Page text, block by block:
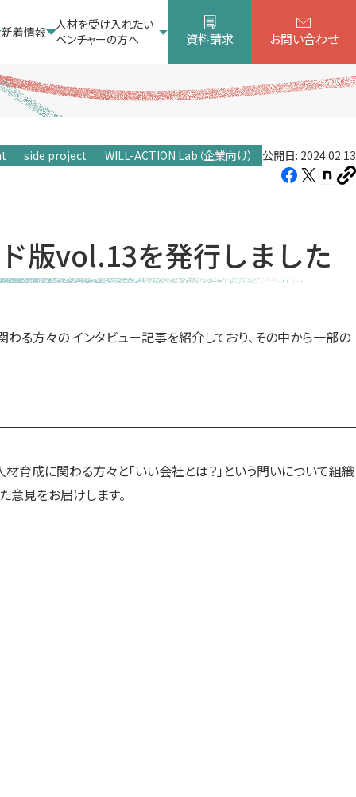
新着情報 人材を受け入れたい
ベンチャーの方へ
資料請求 お問い合わせ
side project WILL-ACTION Lab（企業向け） 公開日: 2024.02.13
Facebook（新
ブ
で
ま
X（新
ブ
で
ま
note
ブ
ま
版vol.13を発行しました
わる方々の インタビュー記事を紹介しており、その中から一部の
育成に関わる方々と「いい会社とは？」という問いについて組織
意見をお届けします。